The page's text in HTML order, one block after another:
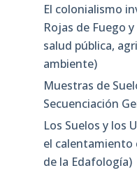
El colonialismo
Rojas de Fuego
salud pública,
ambiente)
Muestras de
Secuenciación
Los Suelos y los
el calentamiento
de la Edafología)